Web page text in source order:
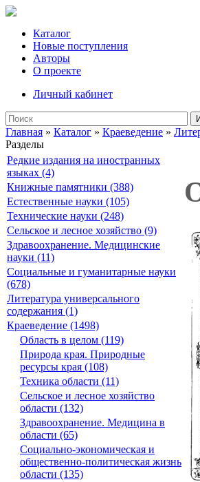
Каталог
Новые поступления
Авторы
О проекте
Личный кабинет
Главная » Каталог » Краеведение »
Разделы
Редкие издания на иностранных
языках (4)
Книжные памятники (388)
Естественные науки (105)
Технические науки (248)
Сельское и лесное хозяйство (9)
Здравоохранение. Медицинские
науки (11)
Социальные и гуманитарные науки
(678)
Литература универсального
содержания (1)
Краеведение (1498)
Область в целом (119)
Природа края. Природные
ресурсы края (108)
Техника области (11)
Сельское и лесное хозяйство
области (132)
Здравоохранение. Медицина в
области (65)
Социально-экономическая и
общественно-политическая жизнь
области (135)